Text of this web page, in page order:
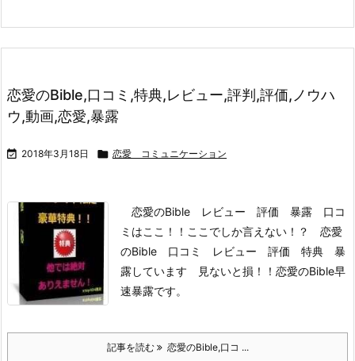
恋愛のBible,口コミ,特典,レビュー,評判,評価,ノウハ
ウ,動画,恋愛,暴露
 2018年3月18日  恋愛 コミュニケーション
恋愛のBible レビュー 評価 暴露 口コ
ミはここ！！ ここでしか言えない！？ 恋愛
のBible 口コミ レビュー 評価 特典 暴
露しています 見ないと損！！ 恋愛のBible早
速暴露です。
記事を読む 恋愛のBible,口コ ...